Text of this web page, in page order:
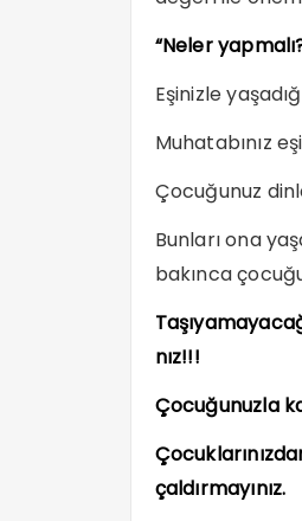
“Neler
Eşinizle
Muhatabınız
Çocuğunuz
Bunları ona
bakınca
nız!!!
Çocuğunuzla
çaldırmayınız.